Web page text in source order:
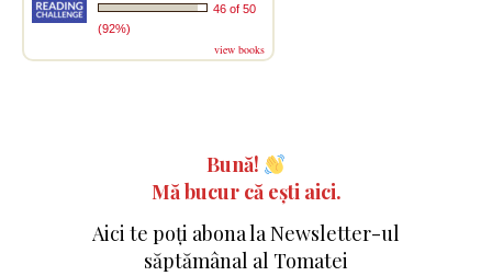
46 of 50
(92%)
view books
Bună!
Mă bucur că ești aici.
Aici te poți abona la Newsletter-ul
săptămânal al Tomatei